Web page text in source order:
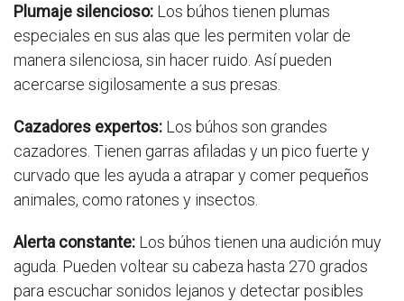
Plumaje silencioso: Los búhos tienen plumas
especiales en sus alas que les permiten volar de
manera silenciosa, sin hacer ruido. Así pueden
acercarse sigilosamente a sus presas.
Cazadores expertos: Los búhos son grandes
cazadores. Tienen garras afiladas y un pico fuerte y
curvado que les ayuda a atrapar y comer pequeños
animales, como ratones y insectos.
Alerta constante: Los búhos tienen una audición muy
aguda. Pueden voltear su cabeza hasta 270 grados
para escuchar sonidos lejanos y detectar posibles